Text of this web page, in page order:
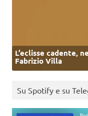
L’eclisse cadente,
Fabrizio Villa
Su Spotify e su